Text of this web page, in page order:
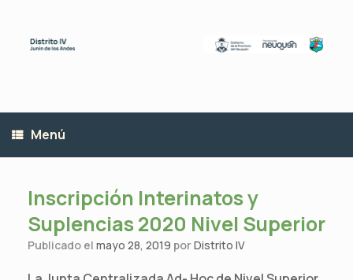
contenido
Menú
Inscripción Interinatos y
Suplencias 2020 Nivel Superior
Publicado el mayo 28, 2019 porDistrito IV